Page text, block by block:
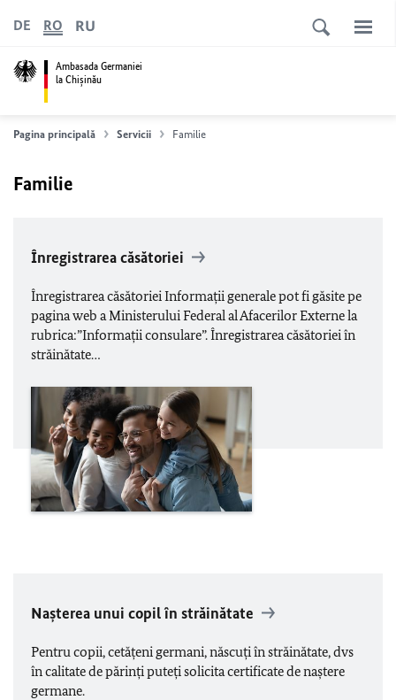
Ambasada Germaniei
la Chişinău
DE RO RU
Pagina principală Servicii Familie
Familie
Înregistrarea căsătoriei
Înregistrarea căsătoriei Informaţii generale pot fi găsite pe
pagina web a Ministerului Federal al Afacerilor Externe la
rubrica:”Informaţii consulare”. Înregistrarea căsătoriei în
străinătate…
Nașterea unui copil în străinătate
Pentru copii, cetăţeni germani, născuţi în străinătate, dvs
în calitate de părinţi puteţi solicita certificate de naștere
germane.